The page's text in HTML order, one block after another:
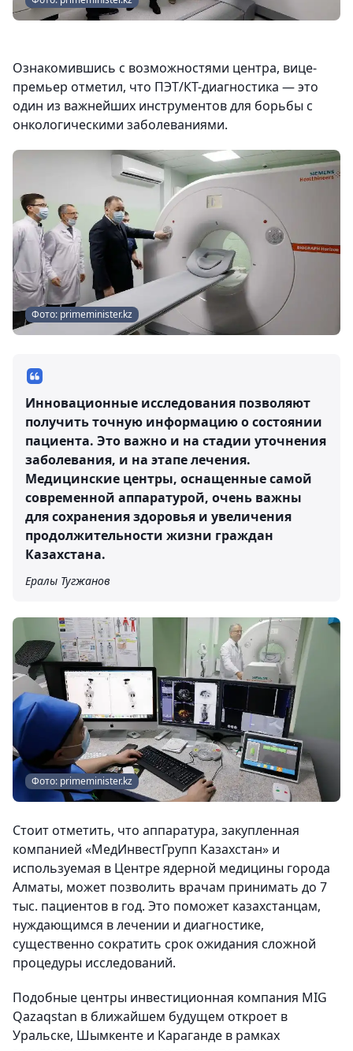
Ознакомившись с возможностями центра, вице-
премьер отметил, что ПЭТ/КТ-диагностика — это
один из важнейших инструментов для борьбы с
онкологическими заболеваниями.
Фото: primeminister.kz
Инновационные исследования позволяют
получить точную информацию о состоянии
пациента. Это важно и на стадии уточнения
заболевания, и на этапе лечения.
Медицинские центры, оснащенные самой
современной аппаратурой, очень важны
для сохранения здоровья и увеличения
продолжительности жизни граждан
Казахстана.
Ералы Тугжанов
Фото: primeminister.kz
Стоит отметить, что аппаратура, закупленная
компанией «МедИнвестГрупп Казахстан» и
используемая в Центре ядерной медицины города
Алматы, может позволить врачам принимать до 7
тыс. пациентов в год. Это поможет казахстанцам,
нуждающимся в лечении и диагностике,
существенно сократить срок ожидания сложной
процедуры исследований.
Подобные центры инвестиционная компания MIG
Qazaqstan в ближайшем будущем откроет в
Уральске, Шымкенте и Караганде в рамках